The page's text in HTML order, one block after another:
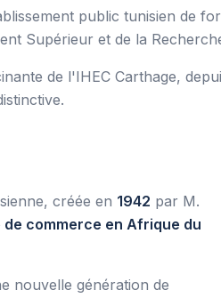
public tunisien de
Supérieur et de la
de l'IHEC Carthage,
créée en 1942 par M.
commerce en Afrique du
nouvelle génération de